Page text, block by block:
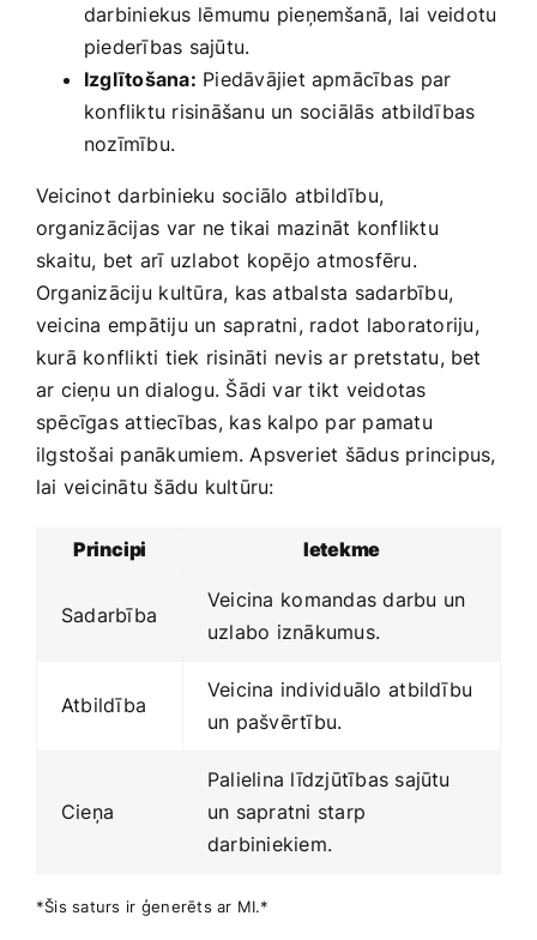
darbiniekus⁤ lēmumu pieņemšanā, lai veidotu
piederības sajūtu.
Izglītošana: Piedāvājiet apmācības⁤ par
konfliktu risināšanu un ‌sociālās‍ atbildības
nozīmību.
Veicinot darbinieku sociālo atbildību,
organizācijas⁢ var ne tikai mazināt konfliktu ​
skaitu, bet arī uzlabot kopējo atmosfēru.
Organizāciju ⁣kultūra, kas atbalsta‌ sadarbību,
veicina empātiju un sapratni,‍ radot laboratoriju,
kurā konflikti tiek risināti nevis ar⁣ pretstatu, bet
ar cieņu⁢ un dialogu. ‍Šādi var tikt veidotas
spēcīgas attiecības, kas kalpo par pamatu
ilgstošai panākumiem. Apsveriet šādus principus,
lai veicinātu šādu kultūru:
Principi Ietekme
Sadarbība
Veicina ⁣komandas darbu un
uzlabo iznākumus.
Atbildība
Veicina individuālo⁤ atbildību
un pašvērtību.
Cieņa
Palielina līdzjūtības sajūtu
un sapratni starp
darbiniekiem.
*Šis saturs ir⁢ ģenerēts ar MI.*